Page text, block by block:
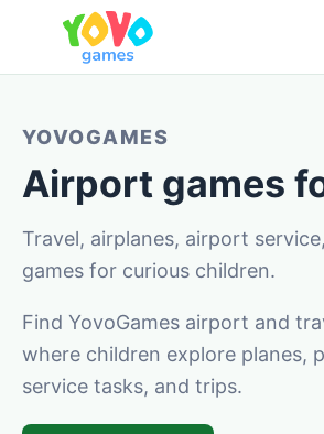
YOVOGAMES
Airport games
Travel, airplanes, airport
games for curious children.
Find YovoGames airport and
where children explore planes,
service tasks, and trips.